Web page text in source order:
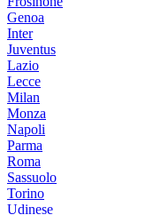
Genoa
Inter
Juventus
Lazio
Lecce
Milan
Monza
Napoli
Parma
Roma
Sassuolo
Torino
Udinese